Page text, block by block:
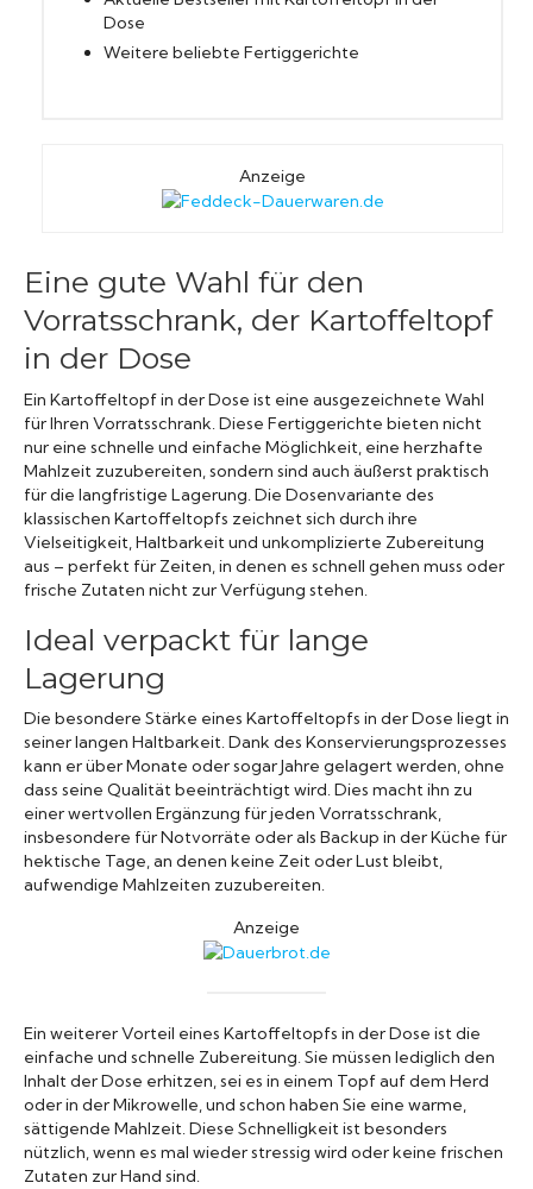
Dose
Weitere beliebte Fertiggerichte
Anzeige
Eine gute Wahl für den
Vorratsschrank, der Kartoffeltopf
in der Dose
Ein Kartoffeltopf in der Dose ist eine ausgezeichnete Wahl
für Ihren Vorratsschrank. Diese Fertiggerichte bieten nicht
nur eine schnelle und einfache Möglichkeit, eine herzhafte
Mahlzeit zuzubereiten, sondern sind auch äußerst praktisch
für die langfristige Lagerung. Die Dosenvariante des
klassischen Kartoffeltopfs zeichnet sich durch ihre
Vielseitigkeit, Haltbarkeit und unkomplizierte Zubereitung
aus – perfekt für Zeiten, in denen es schnell gehen muss oder
frische Zutaten nicht zur Verfügung stehen.
Ideal verpackt für lange
Lagerung
Die besondere Stärke eines Kartoffeltopfs in der Dose liegt in
seiner langen Haltbarkeit. Dank des Konservierungsprozesses
kann er über Monate oder sogar Jahre gelagert werden, ohne
dass seine Qualität beeinträchtigt wird. Dies macht ihn zu
einer wertvollen Ergänzung für jeden Vorratsschrank,
insbesondere für Notvorräte oder als Backup in der Küche für
hektische Tage, an denen keine Zeit oder Lust bleibt,
aufwendige Mahlzeiten zuzubereiten.
Anzeige
Ein weiterer Vorteil eines Kartoffeltopfs in der Dose ist die
einfache und schnelle Zubereitung. Sie müssen lediglich den
Inhalt der Dose erhitzen, sei es in einem Topf auf dem Herd
oder in der Mikrowelle, und schon haben Sie eine warme,
sättigende Mahlzeit. Diese Schnelligkeit ist besonders
nützlich, wenn es mal wieder stressig wird oder keine frischen
Zutaten zur Hand sind.